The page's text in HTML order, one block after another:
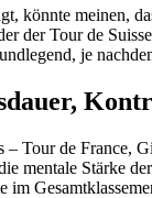
könnte meinen,
der Tour de
je
Tour de France,
mentale Stärke